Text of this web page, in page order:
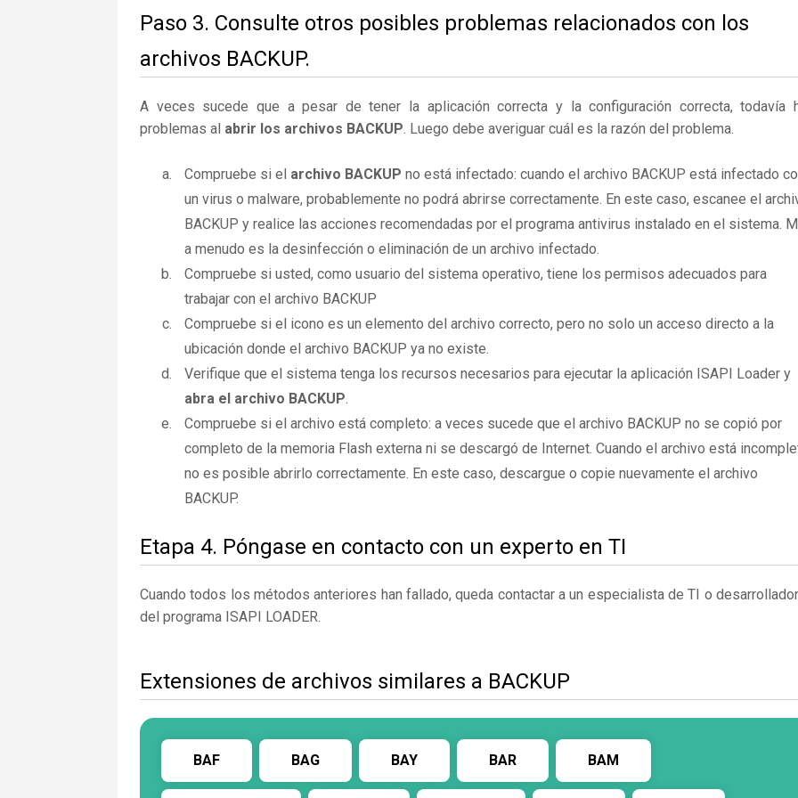
Paso 3. Consulte otros posibles problemas relacionados con los
archivos BACKUP.
A veces sucede que a pesar de tener la aplicación correcta y la configuración correcta, todavía
problemas al abrir los archivos BACKUP. Luego debe averiguar cuál es la razón del problema.
Compruebe si el archivo BACKUP no está infectado: cuando el archivo BACKUP está infectado
un virus o malware, probablemente no podrá abrirse correctamente. En este caso, escanee el
BACKUP y realice las acciones recomendadas por el programa antivirus instalado en el sistema.
a menudo es la desinfección o eliminación de un archivo infectado.
Compruebe si usted, como usuario del sistema operativo, tiene los permisos adecuados para
trabajar con el archivo BACKUP
Compruebe si el icono es un elemento del archivo correcto, pero no solo un acceso directo a la
ubicación donde el archivo BACKUP ya no existe.
Verifique que el sistema tenga los recursos necesarios para ejecutar la aplicación ISAPI Loader y
abra el archivo BACKUP.
Compruebe si el archivo está completo: a veces sucede que el archivo BACKUP no se copió por
completo de la memoria Flash externa ni se descargó de Internet. Cuando el archivo está
no es posible abrirlo correctamente. En este caso, descargue o copie nuevamente el archivo
BACKUP.
Etapa 4. Póngase en contacto con un experto en TI
Cuando todos los métodos anteriores han fallado, queda contactar a un especialista de TI o
del programa ISAPI LOADER.
Extensiones de archivos similares a BACKUP
BAF BAG BAY BAR BAM